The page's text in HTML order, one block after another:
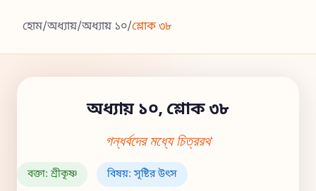
হোম/অধ্যায়/অধ্যায় ১০/শ্লোক ৩৮
অধ্যায় ১০, শ্লোক ৩৮
গন্ধর্বদের মধ্যে চিত্ররথ
বক্তা: শ্রীকৃষ্ণ বিষয়: সৃষ্টির উৎস